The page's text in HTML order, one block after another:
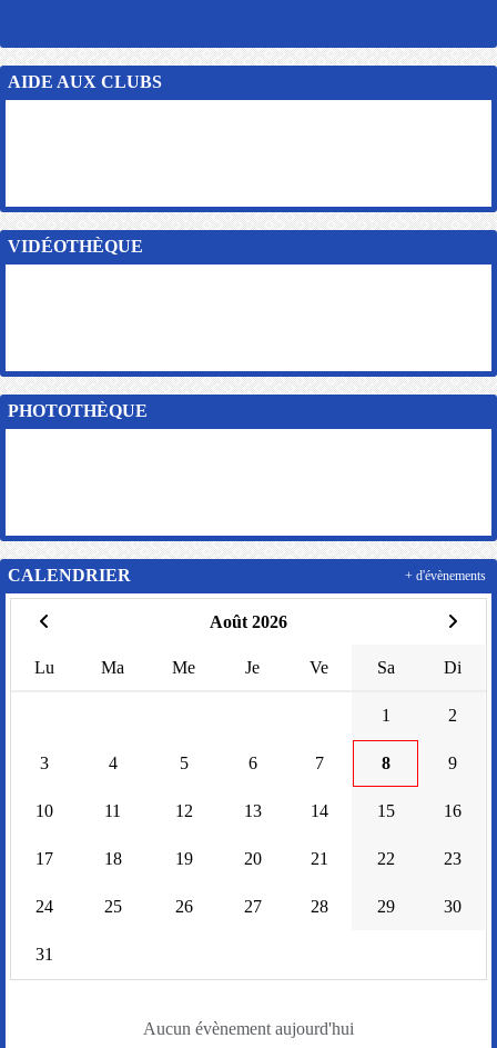
AIDE AUX CLUBS
VIDÉOTHÈQUE
PHOTOTHÈQUE
CALENDRIER
Août 2026
Lu Ma Me Je Ve Sa Di
1 2
3 4 5 6 7 8 9
10 11 12 13 14 15 16
17 18 19 20 21 22 23
24 25 26 27 28 29 30
31
Aucun évènement aujourd'hui
+ d'évènements